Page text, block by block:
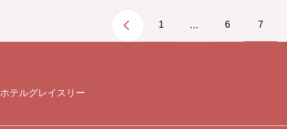
1 … 6 7
ホテルグレイスリー